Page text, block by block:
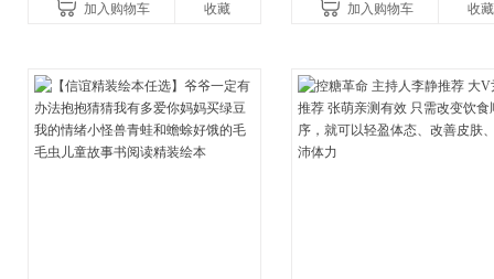
合“小行动”触发大脑行动开
加入购物车 收藏 加入购物车 收藏